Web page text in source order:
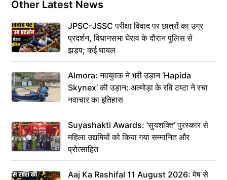
Other Latest News
JPSC-JSSC परीक्षा विवाद पर छात्रों का उग्र
प्रदर्शन, विधानसभा घेराव के दौरान पुलिस से
झड़प; कई घायल
Almora: नवयुवक ने भरी उड़ान ‘Hapida
Skynex’ की उड़ान: अल्मोड़ा के रवि टम्टा ने रचा
नवाचार का इतिहास
Suyashakti Awards: ‘सुयशक्ति’ पुरस्कार से
महिला उद्यमियों को किया गया सम्मानित और
प्रोत्साहित
Aaj Ka Rashifal 11 August 2026: मेष से